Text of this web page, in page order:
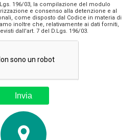
196/03, la compilazione del modulo
e consenso alla detenzione e al
come disposto dal Codice in materia di
inoltre che, relativamente ai dati forniti,
dall'art. 7 del D.Lgs. 196/03.